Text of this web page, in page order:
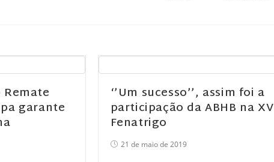
garante
‘’Um sucesso’’, assim foi a
participação da ABHB na XV
Fenatrigo
21 de maio de 2019